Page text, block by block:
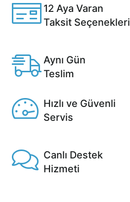
12 Aya Varan
Taksit Seçenekleri
Aynı Gün
Teslim
Hızlı ve Güvenli
Servis
Canlı Destek
Hizmeti